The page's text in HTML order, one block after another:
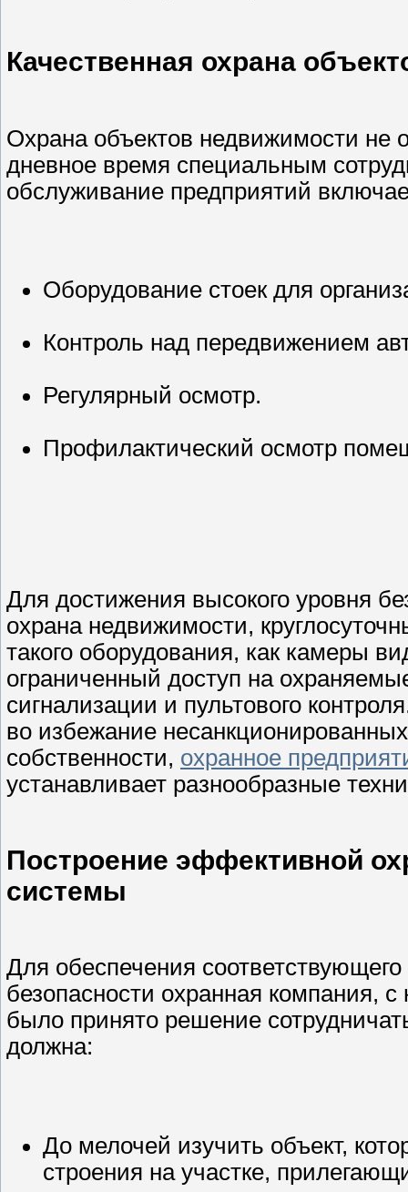
Качественная охрана
Охрана объектов недвижимости не
дневное время специальным
обслуживание предприятий
Оборудование стоек для
Контроль над передвижением
Регулярный осмотр.
Профилактический осмотр
Для достижения высокого уровня
охрана недвижимости,
такого оборудования, как камеры
ограниченный доступ на
сигнализации и пультового
во избежание
собственности, охранное
устанавливает разнообразные
Построение эффективной
системы
Для обеспечения соответствующего
безопасности охранная компания, с
было принято решение
должна:
До мелочей изучить объект,
строения на участке,